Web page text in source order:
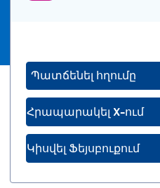
Պատճենել հղումը
Հրապարակել X-ում
Կիսվել Ֆեյսբուքում